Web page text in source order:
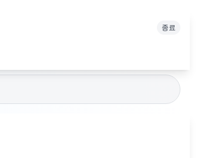
종료